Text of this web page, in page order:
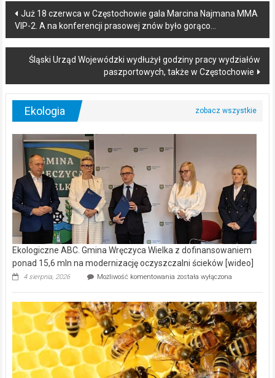
Post
navigation
Już 18 czerwca w Częstochowie gala Marcina Najmana MMA
VIP-2. A na konferencji prasowej znów było gorąco…
Śląski Urząd Wojewódzki wydłużył godziny pracy wydziałów
paszportowych, także w Częstochowie
Ekologia
Ekologiczne ABC. Gmina Wręczyca Wielka z dofinansowaniem
ponad 15,6 mln na modernizację oczyszczalni ścieków [wideo]
4 sierpnia, 2026 Możliwość komentowania Ekologiczne
Wręczyca
Wielka
z
dofinansowaniem
ponad
15,6
mln
na
została wyłączona